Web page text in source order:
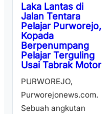
Laka Lantas di
Jalan Tentara
Pelajar Purworejo,
Kopada
Berpenumpang
Pelajar Terguling
Usai Tabrak Motor
PURWOREJO,
Purworejonews.com.
Sebuah angkutan